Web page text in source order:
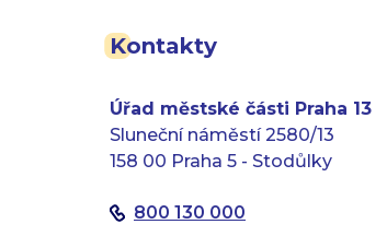
Kontakty
Úřad městské části Praha 13
Sluneční náměstí 2580/13
158 00 Praha 5 - Stodůlky
800 130 000